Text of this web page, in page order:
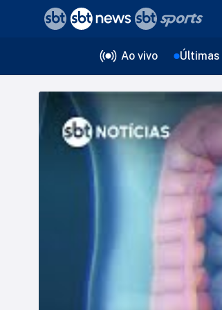
Ao vivo Últimas
voltar
Editorias